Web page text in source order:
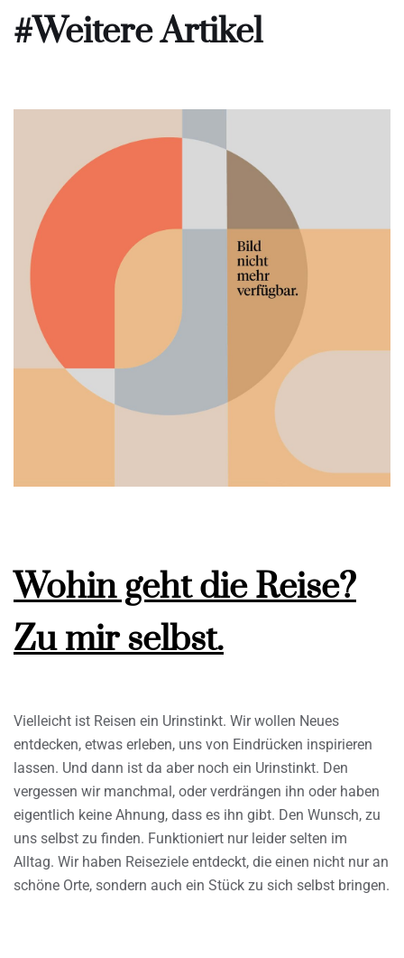
#Weitere Artikel
Wohin geht die Reise?
Zu mir selbst.
Vielleicht ist Reisen ein Urinstinkt. Wir wollen Neues
entdecken, etwas erleben, uns von Eindrücken inspirieren
lassen. Und dann ist da aber noch ein Urinstinkt. Den
vergessen wir manchmal, oder verdrängen ihn oder haben
eigentlich keine Ahnung, dass es ihn gibt. Den Wunsch, zu
uns selbst zu finden. Funktioniert nur leider selten im
Alltag. Wir haben Reiseziele entdeckt, die einen nicht nur an
schöne Orte, sondern auch ein Stück zu sich selbst bringen.